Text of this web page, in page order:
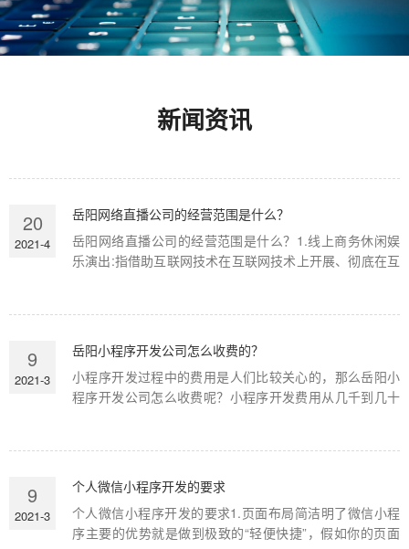
新闻资讯
20
2021-4
岳阳网络直播公司的经营范围是什么？
岳阳网络直播公司的经营范围是什么？1.线上商务休闲娱
乐演出:指借助互联网技术在互联网技术上开展、彻底在互
休闲娱乐演出。比如，借助网络直播平台的秀场直播，如
虎牙、斗鱼、龙珠、熊猫、战旗等，是现在十分盛行的...
9
2021-3
岳阳小程序开发公司怎么收费的？
小程序开发过程中的费用是人们比较关心的，那么岳阳小
程序开发公司怎么收费呢？小程序开发费用从几千到几十
类、门店类、分销类和商城类等。一般在小程序设计开发
过程中有着很多事项是需要注意的，通常小程序制作需
要...
9
2021-3
个人微信小程序开发的要求
个人微信小程序开发的要求1.页面布局简洁明了微信小程
序主要的优势就是做到极致的“轻便快捷”，假如你的页面